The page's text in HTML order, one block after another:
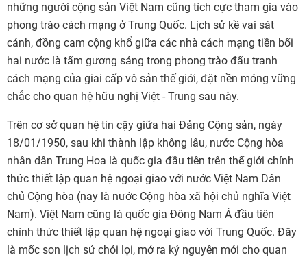
những người cộng sản Việt Nam cũng tích cực tham gia vào
phong trào cách mạng ở Trung Quốc. Lịch sử kề vai sát
cánh, đồng cam cộng khổ giữa các nhà cách mạng tiền bối
hai nước là tấm gương sáng trong phong trào đấu tranh
cách mạng của giai cấp vô sản thế giới, đặt nền móng vững
chắc cho quan hệ hữu nghị Việt - Trung sau này.
Trên cơ sở quan hệ tin cậy giữa hai Đảng Cộng sản, ngày
18/01/1950, sau khi thành lập không lâu, nước Cộng hòa
nhân dân Trung Hoa là quốc gia đầu tiên trên thế giới chính
thức thiết lập quan hệ ngoại giao với nước Việt Nam Dân
chủ Cộng hòa (nay là nước Cộng hòa xã hội chủ nghĩa Việt
Nam). Việt Nam cũng là quốc gia Đông Nam Á đầu tiên
chính thức thiết lập quan hệ ngoại giao với Trung Quốc. Đây
là mốc son lịch sử chói lọi, mở ra kỷ nguyên mới cho quan